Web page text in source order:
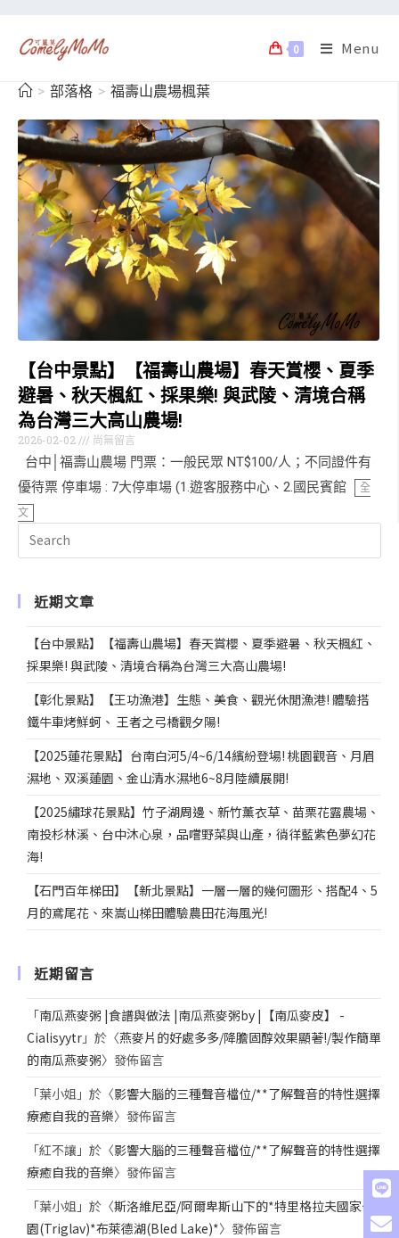
0 Menu
> 部落格 > 福壽山農場楓葉
【台中景點】【福壽山農場】春天賞櫻、夏季
避暑、秋天楓紅、採果樂! 與武陵、清境合稱
為台灣三大高山農場!
2026-02-02 尚無留言
台中│福壽山農場 門票：一般民眾 NT$100/人；不同證件有
優待票 停車場 : 7大停車場 (1.遊客服務中心、2.國民賓館
全
文
近期文章
【台中景點】【福壽山農場】春天賞櫻、夏季避暑、秋天楓紅、
採果樂! 與武陵、清境合稱為台灣三大高山農場!
【彰化景點】【王功漁港】生態、美食、觀光休閒漁港! 體驗搭
鐵牛車烤鮮蚵、 王者之弓橋觀夕陽!
【2025蓮花景點】台南白河5/4~6/14繽紛登場! 桃園觀音、月眉
濕地、双溪蓮園、金山清水濕地6~8月陸續展開!
【2025繡球花景點】竹子湖周邊、新竹薰衣草、苗栗花露農場、
南投杉林溪、台中沐心泉，品嚐野菜與山產，徜徉藍紫色夢幻花
海!
【石門百年梯田】【新北景點】一層一層的幾何圖形、搭配4、5
月的鳶尾花、來嵩山梯田體驗農田花海風光!
近期留言
「南瓜燕麥粥 |食譜與做法 |南瓜燕麥粥by |【南瓜麥皮】 -
Cialisyytr 」於〈燕麥片的好處多多/降膽固醇效果顯著!/製作簡單
的南瓜燕麥粥〉發佈留言
「葉小姐 」於〈影響大腦的三種聲音檔位/**了解聲音的特性選擇
療癒自我的音樂〉發佈留言
「紅不讓 」於〈影響大腦的三種聲音檔位/**了解聲音的特性選擇
療癒自我的音樂〉發佈留言
「葉小姐 」於〈斯洛維尼亞/阿爾卑斯山下的*特里格拉夫國家公
園(Triglav)*布萊德湖(Bled Lake)*〉發佈留言